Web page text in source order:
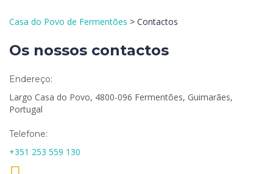
Casa do Povo de Fermentões > Contactos
Os nossos contactos
Endereço:
Largo Casa do Povo, 4800-096 Fermentões, Guimarães,
Portugal
Telefone:
+351 253 559 130